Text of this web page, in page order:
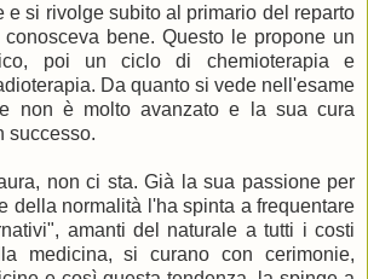
e si rivolge subito al primario del reparto
bene. Questo le propone un
poi un ciclo di chemioterapia e
Da quanto si vede nell'esame
non è molto avanzato e la sua cura
successo.
non ci sta. Già la sua passione per
della normalità l'ha spinta a frequentare
amanti del naturale a tutti i costi
medicina, si curano con cerimonie,